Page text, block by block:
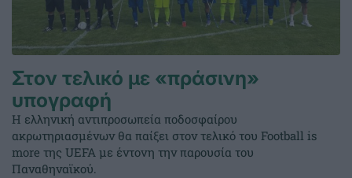
Στον τελικό με «πράσινη»
υπογραφή
Η ελληνική αντιπροσωπεία ποδοσφαίρου
ακρωτηριασμένων θα παίξει στον τελικό του Football is
more της UEFA με έντονη την παρουσία του
Παναθηναϊκού.